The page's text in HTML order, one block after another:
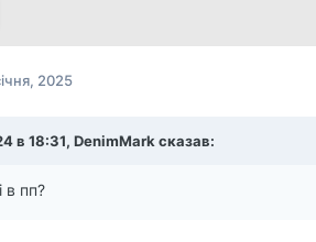
2025
в 18:31, DenimMark сказав:
в пп?